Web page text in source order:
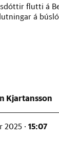
flutti á
á
Kjartansson
2025 ·15:07